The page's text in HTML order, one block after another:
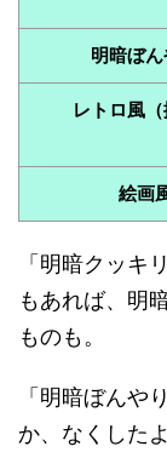
明暗ぼん
レトロ風（
絵画
「明暗クッキ
もあれば、明
ものも。
「明暗ぼんや
か、なくした